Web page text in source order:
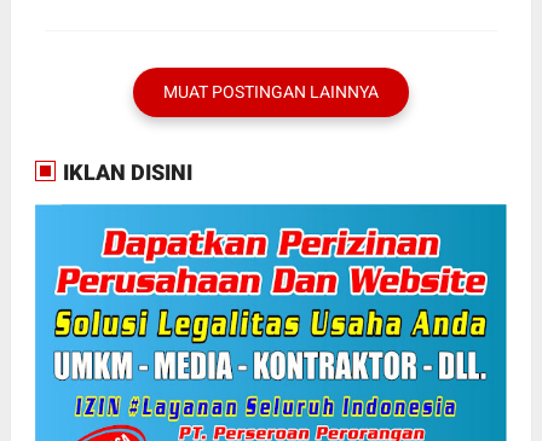
MUAT POSTINGAN LAINNYA
IKLAN DISINI